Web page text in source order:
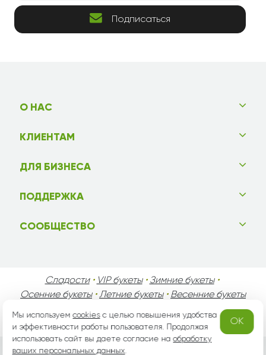
Подписаться
О НАС
КЛИЕНТАМ
ДЛЯ БИЗНЕСА
ПОДДЕРЖКА
СООБЩЕСТВО
Сладости• VIP букеты• Зимние букеты•
Осенние букеты•Летние букеты• Весенние букеты
•
День Мужчин•Праздники!
Мы используемcookiesс целью повышения удобства
и эффективности работы пользователя. Продолжая
использовать сайт вы даете согласие наобработку
ваших персональных данных.
OK